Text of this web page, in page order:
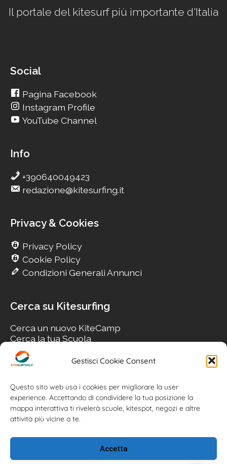
Gestisci Cookie Consent
Questo sito web usa i cookies per migliorare la user
experience. Accettando di condividere la tua posizione la
mappa interattiva ti rivelerà scuole, kitespot, negozi e altre
attività più vicine a te.
Accetta
Il portale del kitesurf più importante d'Italia
Social
Pagina Facebook
Instagram Profile
YouTube Channel
Info
+390640049423
redazione@kitesurfing.it
Privacy & Cookies
Privacy Policy
Cookie Policy
Condizioni Generali Annunci
Cerca su Kitesurfing
Cerca un nuovo KiteCamp
Cerca la tua Scuola
Cerca il tuo KiteSpot
Cerca Accommodation